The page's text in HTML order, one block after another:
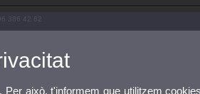
386 42 62
això, t'informem que utilitzem